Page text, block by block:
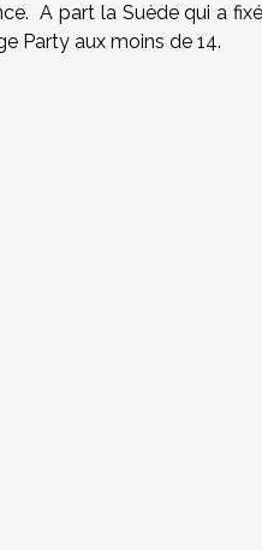
A part la Suède qui a fixé
Party aux moins de 14.